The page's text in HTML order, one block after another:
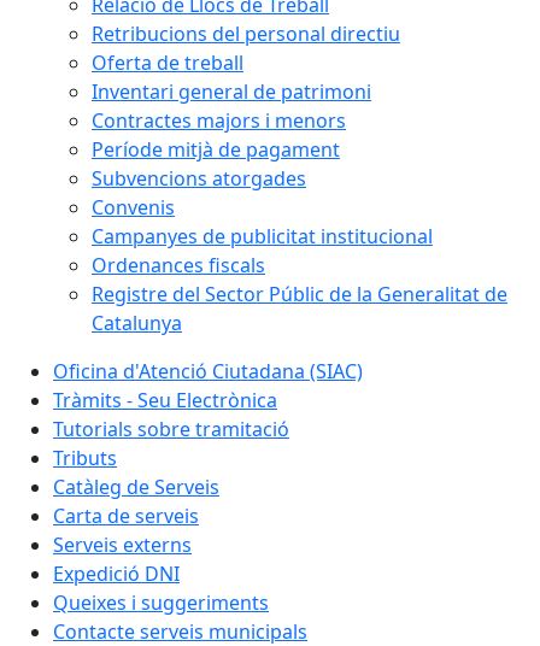
Retribucions del personal directiu
Oferta de treball
Inventari general de patrimoni
Contractes majors i menors
Període mitjà de pagament
Subvencions atorgades
Convenis
Campanyes de publicitat institucional
Ordenances fiscals
Registre del Sector Públic de la Generalitat de
Catalunya
Oficina d'Atenció Ciutadana (SIAC)
Tràmits - Seu Electrònica
Tutorials sobre tramitació
Tributs
Catàleg de Serveis
Carta de serveis
Serveis externs
Expedició DNI
Queixes i suggeriments
Contacte serveis municipals